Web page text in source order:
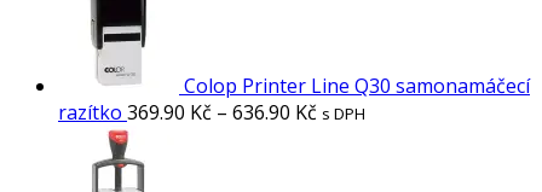
Colop Printer Line Q30 samonamáčecí
razítko 369.90 Kč – 636.90 Kč s DPH